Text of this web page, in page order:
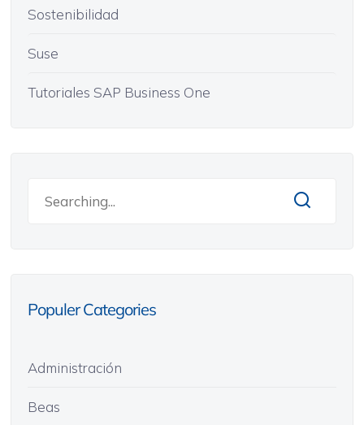
Sostenibilidad
Suse
Tutoriales SAP Business One
Populer Categories
Administración
Beas